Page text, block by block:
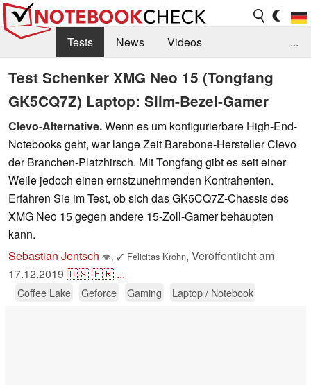
Tests News
Videos
Benchmarks & Tech
Externe Tests
Kaufberatung
Deals Suche
Jobs
Forum
...
Test Schenker XMG Neo 15 (Tongfang
GK5CQ7Z) Laptop: Slim-Bezel-Gamer
Clevo-Alternative.Wenn es um konfigurierbare High-End-
Notebooks geht, war lange Zeit Barebone-Hersteller Clevo
der Branchen-Platzhirsch. Mit Tongfang gibt es seit einer
Weile jedoch einen ernstzunehmenden Kontrahenten.
Erfahren Sie im Test, ob sich das GK5CQ7Z-Chassis des
XMG Neo 15 gegen andere 15-Zoll-Gamer behaupten
kann.
Sebastian Jentsch 👁, ✓ Felicitas Krohn, Veröffentlicht am
17.12.2019 🇺🇸🇫🇷 ...
Coffee Lake Geforce Gaming Laptop / Notebook